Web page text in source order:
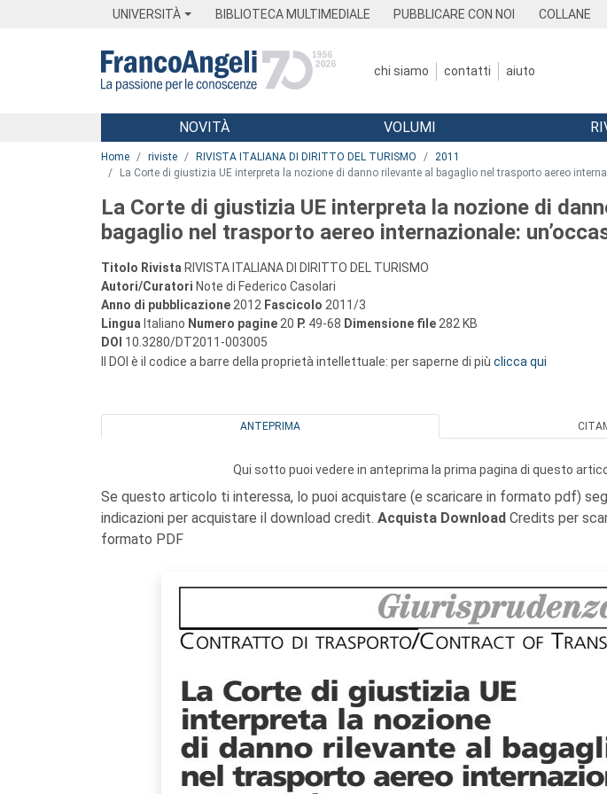
UNIVERSITÀ BIBLIOTECA MULTIMEDIALE PUBBLICARE CON NOI COLLANE
chi siamo contatti aiuto
Menu
NOVITÀ VOLUMI
Home riviste RIVISTA ITALIANA DI DIRITTO DEL TURISMO
2011
La Corte di giustizia UE interpreta la nozione di danno rilevante al bagaglio nel trasporto aereo
La Corte di giustizia UE interpreta la nozione di
bagaglio nel trasporto aereo internazionale:
Titolo Rivista RIVISTA ITALIANA DI DIRITTO DEL TURISMO
Autori/Curatori Note di Federico Casolari
Anno di pubblicazione 2012 Fascicolo 2011/3
Lingua Italiano Numero pagine 20 P. 49-68 Dimensione file 282 KB
DOI 10.3280/DT2011-003005
Il DOI è il codice a barre della proprietà intellettuale: per saperne di più clicca qui
ANTEPRIMA
Qui sotto puoi vedere in anteprima la prima pagina di questo
Se questo articolo ti interessa, lo puoi acquistare (e scaricare in formato pdf)
indicazioni per acquistare il download credit. Acquista Download Credits per
formato PDF